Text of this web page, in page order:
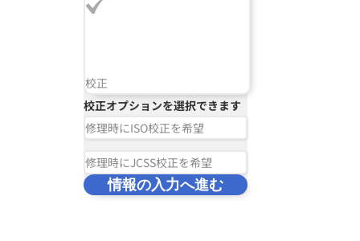
校正
校正オプションを選択できます
修理時にISO校正を希望
修理時にJCSS校正を希望
情報の入力へ進む